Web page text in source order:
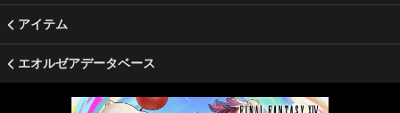
アイテム
エオルゼアデータベース